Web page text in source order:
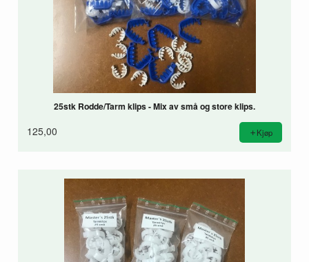
25stk Rodde/Tarm klips - Mix av små og store klips.
125,00 Kjøp